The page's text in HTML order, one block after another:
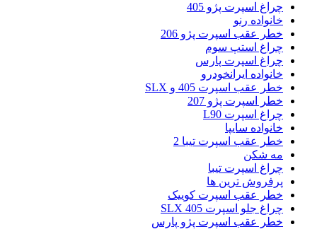
چراغ اسپرت پژو 405
خانواده رنو
خطر عقب اسپرت پژو 206
چراغ استپ سوم
چراغ اسپرت پارس
خانواده ایرانخودرو
خطر عقب اسپرت 405 و SLX
خطر اسپرت پژو 207
چراغ اسپرت L90
خانواده سایپا
خطر عقب اسپرت تیبا 2
مه شکن
چراغ اسپرت تیبا
پرفروش ترین ها
خطر عقب اسپرت کوییک
چراغ جلو اسپرت 405 SLX
خطر عقب اسپرت پژو پارس